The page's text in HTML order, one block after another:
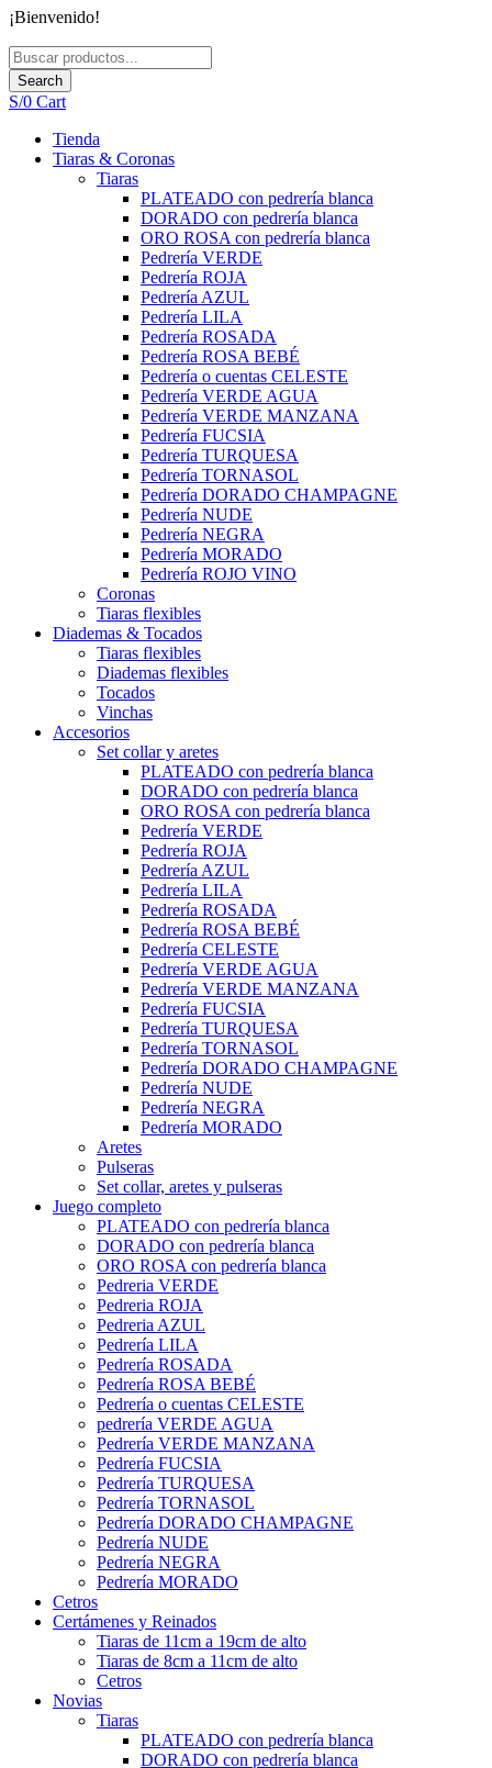
Ir
contenido
¡Bienvenido!
Search
S/0 Cart
Tienda
Tiaras & Coronas
Tiaras
PLATEADO con pedrería blanca
DORADO con pedrería blanca
ORO ROSA con pedrería blanca
Pedrería VERDE
Pedrería ROJA
Pedrería AZUL
Pedrería LILA
Pedrería ROSADA
Pedrería ROSA BEBÉ
Pedrería o cuentas CELESTE
Pedrería VERDE AGUA
Pedrería VERDE MANZANA
Pedrería FUCSIA
Pedrería TURQUESA
Pedrería TORNASOL
Pedrería DORADO CHAMPAGNE
Pedrería NUDE
Pedrería NEGRA
Pedrería MORADO
Pedrería ROJO VINO
Coronas
Tiaras flexibles
Diademas & Tocados
Tiaras flexibles
Diademas flexibles
Tocados
Vinchas
Accesorios
Set collar y aretes
PLATEADO con pedrería blanca
DORADO con pedrería blanca
ORO ROSA con pedrería blanca
Pedrería VERDE
Pedrería ROJA
Pedrería AZUL
Pedrería LILA
Pedrería ROSADA
Pedrería ROSA BEBÉ
Pedrería CELESTE
Pedrería VERDE AGUA
Pedrería VERDE MANZANA
Pedrería FUCSIA
Pedrería TURQUESA
Pedrería TORNASOL
Pedrería DORADO CHAMPAGNE
Pedrería NUDE
Pedrería NEGRA
Pedrería MORADO
Aretes
Pulseras
Set collar, aretes y pulseras
Juego completo
PLATEADO con pedrería blanca
DORADO con pedrería blanca
ORO ROSA con pedrería blanca
Pedreria VERDE
Pedreria ROJA
Pedreria AZUL
Pedrería LILA
Pedrería ROSADA
Pedrería ROSA BEBÉ
Pedrería o cuentas CELESTE
pedrería VERDE AGUA
Pedrería VERDE MANZANA
Pedrería FUCSIA
Pedrería TURQUESA
Pedrería TORNASOL
Pedrería DORADO CHAMPAGNE
Pedrería NUDE
Pedrería NEGRA
Pedrería MORADO
Cetros
Certámenes y Reinados
Tiaras de 11cm a 19cm de alto
Tiaras de 8cm a 11cm de alto
Cetros
Novias
Tiaras
PLATEADO con pedrería blanca
DORADO con pedrería blanca